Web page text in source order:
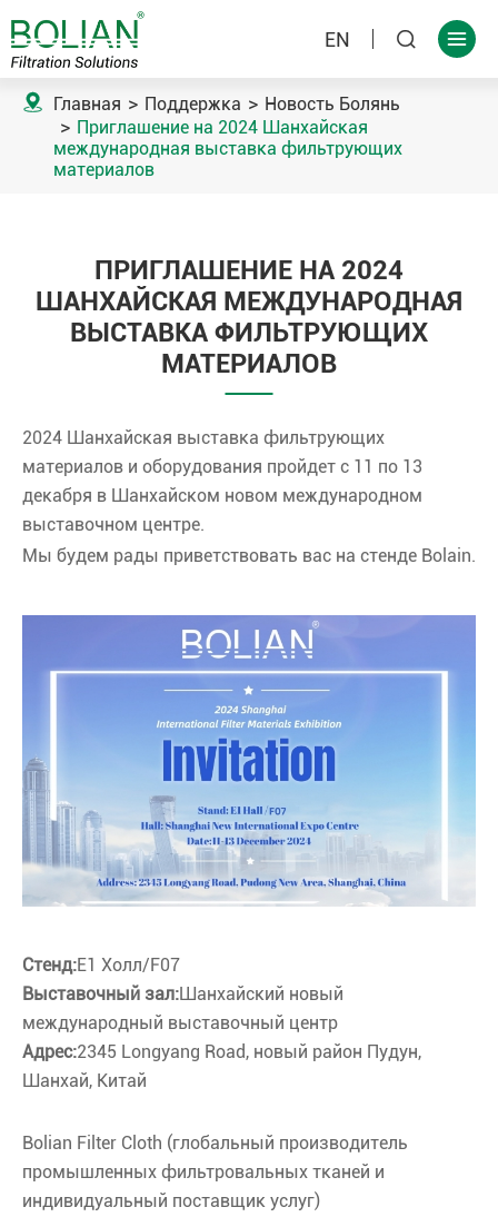
EN  
 Главная Поддержка
Новость Болянь
Приглашение на 2024 Шанхайская
международная выставка фильтрующих
материалов
ПРИГЛАШЕНИЕ НА 2024
ШАНХАЙСКАЯ МЕЖДУНАРОДНАЯ
ВЫСТАВКА ФИЛЬТРУЮЩИХ
МАТЕРИАЛОВ
2024 Шанхайская выставка фильтрующих
материалов и оборудования пройдет с 11 по 13
декабря в Шанхайском новом международном
выставочном центре.
Мы будем рады приветствовать вас на стенде Bolain.
Стенд:E1 Холл/F07
Выставочный зал:Шанхайский новый
международный выставочный центр
Адрес:2345 Longyang Road, новый район Пудун,
Шанхай, Китай
Bolian Filter Cloth (глобальный производитель
промышленных фильтровальных тканей и
индивидуальный поставщик услуг)